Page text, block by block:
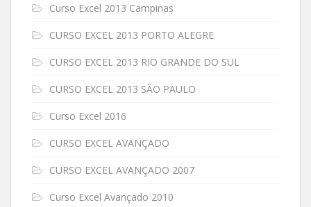
Curso Excel 2013 Campinas
CURSO EXCEL 2013 PORTO ALEGRE
CURSO EXCEL 2013 RIO GRANDE DO SUL
CURSO EXCEL 2013 SÃO PAULO
Curso Excel 2016
CURSO EXCEL AVANÇADO
CURSO EXCEL AVANÇADO 2007
Curso Excel Avançado 2010